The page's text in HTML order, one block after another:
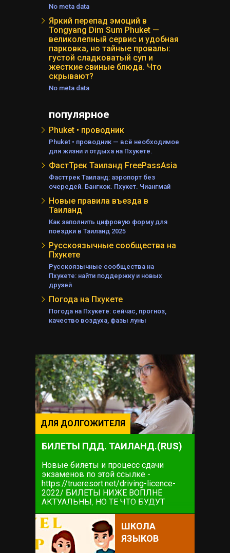
No meta data
Яркий перепад эмоций в
Tongyang Dim Sum Phuket —
великолепный сервис и удобная
парковка, но тайные провалы:
густой сладковатый суп и
жесткие свиные блюда. Что
скрывают?
No meta data
популярное
Phuket • проводник
Phuket • проводник — всё необходимое
для жизни и отдыха на Пхукете.
ФастТрек Таиланд FreePassAsia
Фасттрек Таиланд: аэропорт без
очередей. Бангкок. Пхукет. Чиангмай
Новые правила въезда в
Таиланд
Как заполнить цифровую форму для
поездки в Таиланд 2025
Русскоязычные сообщества на
Пхукете
Русскоязычные сообщества на
Пхукете: найти поддержку и новых
друзей
Погода на Пхукете
Погода на Пхукете: сейчас, прогноз,
качество воздуха, фазы луны
ДЛЯ ДОЛГОЖИТЕЛЯ
БИЛЕТЫ ПДД. ТАИЛАНД.(RUS)
Новые билеты и процесс сдачи
экзаменов по этой ссылке -
https://trueresort.net/driving-licence-
2022/ БИЛЕТЫ НИЖЕ ВОПЛНЕ
АКТУАЛЬНЫ, НО ТЕ ЧТО БУДУТ
НЕПОСРЕДСТВЕННО НА ЭКЗАМЕНЕ
ПО ССЫЛКЕ ВЫШЕ. ИНФОРМАЦИЯ
НИЖЕ ТАКЖЕ МОЖЕТ БЫТЬ
ПОЛЕЗНОЙ Начнем с того как всё это
удобно...
ШКОЛА
ЯЗЫКОВ